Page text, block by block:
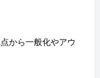
から一般化やアウ